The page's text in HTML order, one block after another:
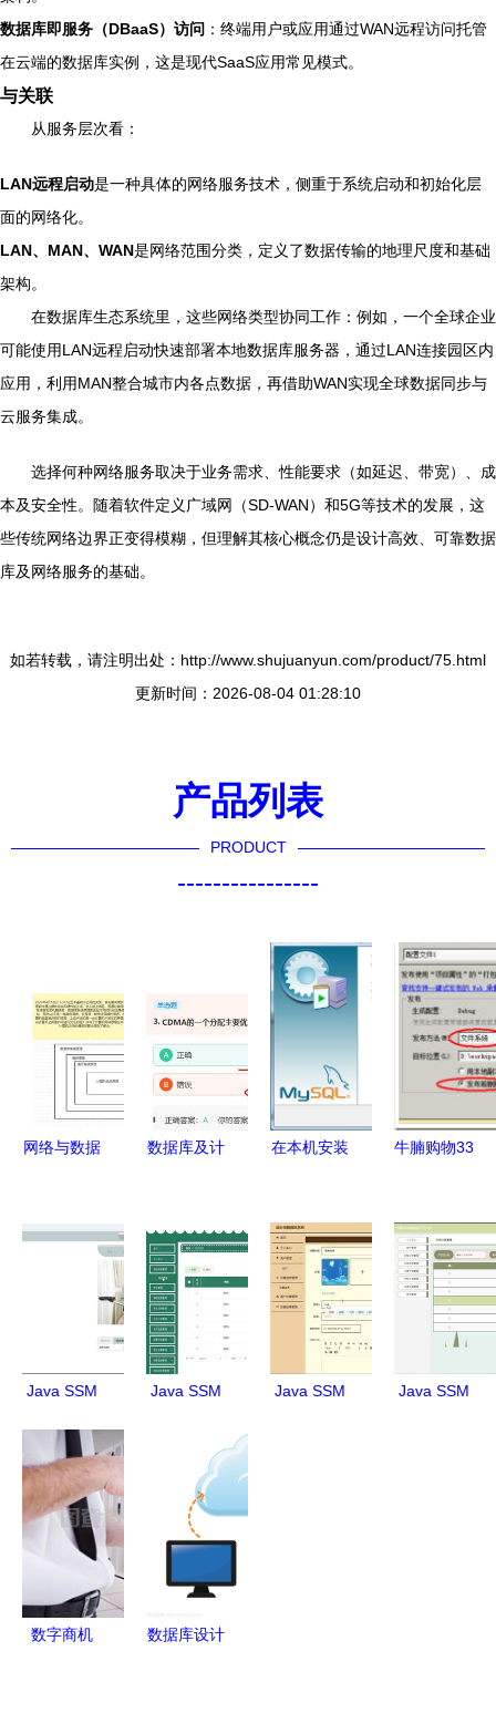
数据库即服务（DBaaS）访问 ：终端用户或应用通过WAN远程访问托管
在云端的数据库实例，这是现代SaaS应用常见模式。
与关联
从服务层次看：
LAN远程启动是一种具体的网络服务技术，侧重于系统启动和初始化层
面的网络化。
LAN、MAN、WAN是网络范围分类，定义了数据传输的地理尺度和基础
架构。
在数据库生态系统里，这些网络类型协同工作：例如，一个全球企业
可能使用LAN远程启动快速部署本地数据库服务器，通过LAN连接园区内
应用，利用MAN整合城市内各点数据，再借助WAN实现全球数据同步与
云服务集成。
选择何种网络服务取决于业务需求、性能要求（如延迟、带宽）、成
本及安全性。随着软件定义广域网（SD-WAN）和5G等技术的发展，这
些传统网络边界正变得模糊，但理解其核心概念仍是设计高效、可靠数据
库及网络服务的基础。
如若转载，请注明出处：http://www.shujuanyun.com/product/75.html
更新时间：2026-08-04 01:28:10
产品列表
PRODUCT
----------------
网络与数据
统学习指南
数据库及计
精要
在本机安装
库服务器及
网络服务指
南
牛腩购物33
从发布到异
常处理
Java SSM
政服务预约
管理系统设
计与部署
Java SSM
互联网班级
管理系统
46d04的设
计、实现与
部署全解析
Java SSM
Java SSM
数字商机
数据库设计